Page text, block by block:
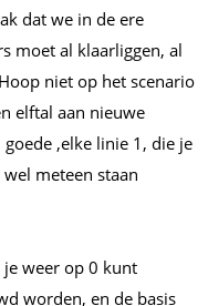
dat we in de ere
moet al klaarliggen, al
niet op het scenario
elftal aan nieuwe
,elke linie 1, die je
meteen staan
je weer op 0 kunt
worden, en de basis